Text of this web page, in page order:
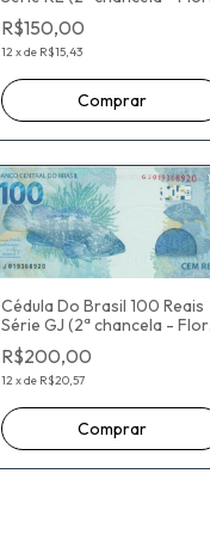
De Estampa) Paulo Roberto
Nunes Guedes / Roberto
Campos Neto
R$150,00
12 xde R$15,43
Cédula Do Brasil 100 Reais
Série GJ (2ª chancela - Flor
De Estampa) Henrique de
Campos Meirelles / Ilan
Goldfajn
R$200,00
12 xde R$20,57